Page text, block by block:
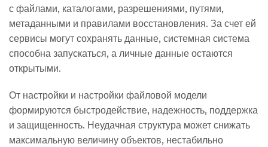
с файлами, каталогами, разрешениями, путями,
метаданными и правилами восстановления. За счет ей
сервисы могут сохранять данные, системная система
способна запускаться, а личные данные остаются
открытыми.
От настройки и настройки файловой модели
формируются быстродействие, надежность, поддержка
и защищенность. Неудачная структура может снижать
максимальную величину объектов, нестабильно